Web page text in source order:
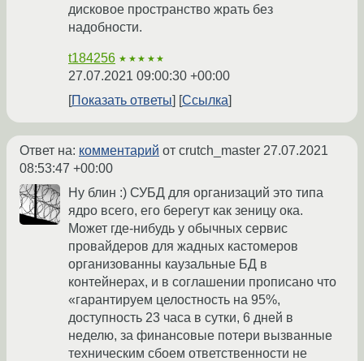
дисковое пространство жрать без
надобности.
t184256 ★★★★★
27.07.2021 09:00:30 +00:00
Показать ответы
Ссылка
Ответ на: комментарий от crutch_master 27.07.2021
08:53:47 +00:00
Ну блин :) СУБД для организаций это типа
ядро всего, его берегут как зеницу ока.
Может где-нибудь у обычных сервис
провайдеров для жадных кастомеров
организованны каузальные БД в
контейнерах, и в соглашении прописано что
«гарантируем целостность на 95%,
доступность 23 часа в сутки, 6 дней в
неделю, за финансовые потери вызванные
техническим сбоем ответственности не